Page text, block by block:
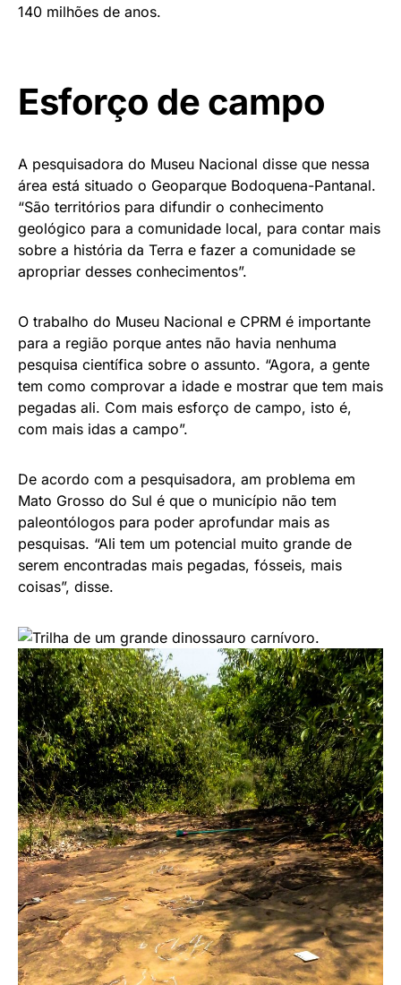
140 milhões de anos.
Esforço de campo
A pesquisadora do Museu Nacional disse que nessa
área está situado o Geoparque Bodoquena-Pantanal.
“São territórios para difundir o conhecimento
geológico para a comunidade local, para contar mais
sobre a história da Terra e fazer a comunidade se
apropriar desses conhecimentos”.
O trabalho do Museu Nacional e CPRM é importante
para a região porque antes não havia nenhuma
pesquisa científica sobre o assunto. “Agora, a gente
tem como comprovar a idade e mostrar que tem mais
pegadas ali. Com mais esforço de campo, isto é,
com mais idas a campo”.
De acordo com a pesquisadora, am problema em
Mato Grosso do Sul é que o município não tem
paleontólogos para poder aprofundar mais as
pesquisas. “Ali tem um potencial muito grande de
serem encontradas mais pegadas, fósseis, mais
coisas”, disse.